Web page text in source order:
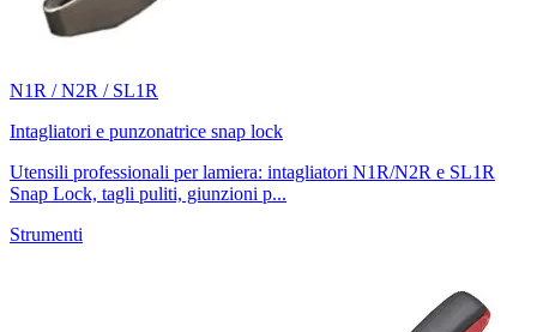
N1R / N2R / SL1R
Intagliatori e punzonatrice snap lock
Utensili professionali per lamiera: intagliatori N1R/N2R e SL1R
Snap Lock, tagli puliti, giunzioni p...
Strumenti